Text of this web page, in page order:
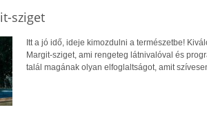
sziget
Itt a jó idő, ideje kimozdulni a természetbe!
Margit-sziget, ami rengeteg látnivalóval és
talál magának olyan elfoglaltságot, amit